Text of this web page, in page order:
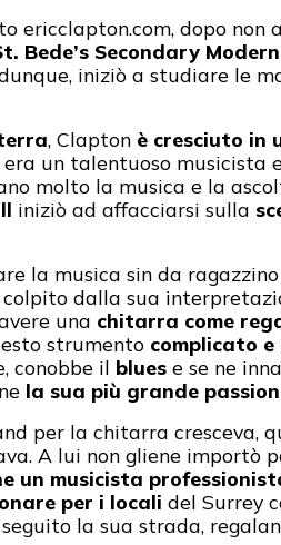
ericclapton.com, dopo
Bede’s Secondary
iniziò a studiare le
, Clapton è cresciuto in
era un talentuoso musicista
molto la musica e la
iniziò ad affacciarsi sulla
la musica sin da
dalla sua
una chitarra come
strumento complicato
conobbe il blues e se ne
la sua più grande
per la chitarra cresceva,
A lui non gliene importò
un musicista
per i locali del Surrey
la sua strada,